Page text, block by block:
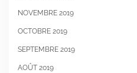
NOVEMBRE 2019
OCTOBRE 2019
SEPTEMBRE 2019
AOÛT 2019